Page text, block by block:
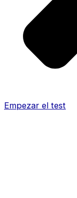
Empezar el test